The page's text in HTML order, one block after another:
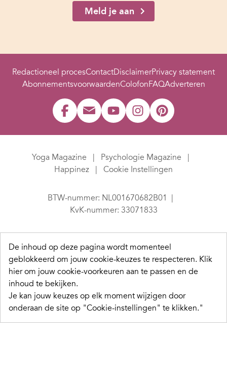
Meld je aan
Redactioneel procesContactDisclaimerPrivacy statement
AbonnementsvoorwaardenColofonFAQAdverteren
Yoga Magazine
Psychologie Magazine
Happinez
Cookie Instellingen
BTW-nummer: NL001670682B01
KvK-nummer: 33071833
De inhoud op deze pagina wordt momenteel
geblokkeerd om jouw cookie-keuzes te respecteren. Klik
hier om jouw cookie-voorkeuren aan te passen en de
inhoud te bekijken.
Je kan jouw keuzes op elk moment wijzigen door
onderaan de site op "Cookie-instellingen" te klikken."